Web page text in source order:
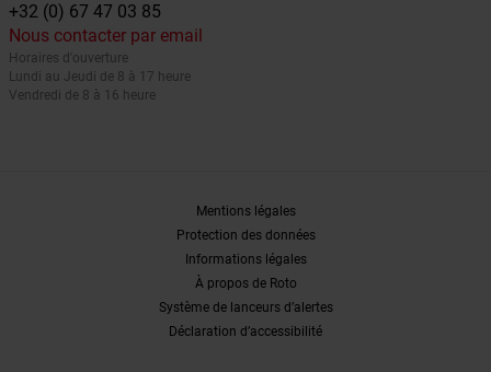
+32 (0) 67 47 03 85
Nous contacter par email
Horaires d'ouverture
Lundi au Jeudi de 8 à 17 heure
Vendredi de 8 à 16 heure
Mentions légales
Protection des données
Informations légales
À propos de Roto
Système de lanceurs d’alertes
Déclaration d’accessibilité